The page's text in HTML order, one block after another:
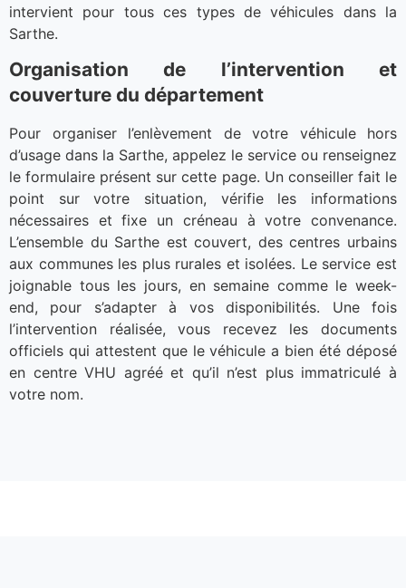
intervient pour tous ces types de véhicules dans la
Sarthe.
Organisation de l’intervention et
couverture du département
Pour organiser l’enlèvement de votre véhicule hors
d’usage dans la Sarthe, appelez le service ou renseignez
le formulaire présent sur cette page. Un conseiller fait le
point sur votre situation, vérifie les informations
nécessaires et fixe un créneau à votre convenance.
L’ensemble du Sarthe est couvert, des centres urbains
aux communes les plus rurales et isolées. Le service est
joignable tous les jours, en semaine comme le week-
end, pour s’adapter à vos disponibilités. Une fois
l’intervention réalisée, vous recevez les documents
officiels qui attestent que le véhicule a bien été déposé
en centre VHU agréé et qu’il n’est plus immatriculé à
votre nom.